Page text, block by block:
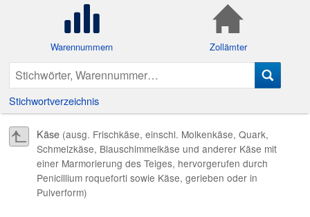
Warennummern Zollämter
Stichwortverzeichnis
Käse (ausg. Frischkäse, einschl. Molkenkäse, Quark,
Schmelzkäse, Blauschimmelkäse und anderer Käse mit
einer Marmorierung des Teiges, hervorgerufen durch
Penicillium roqueforti sowie Käse, gerieben oder in
Pulverform)